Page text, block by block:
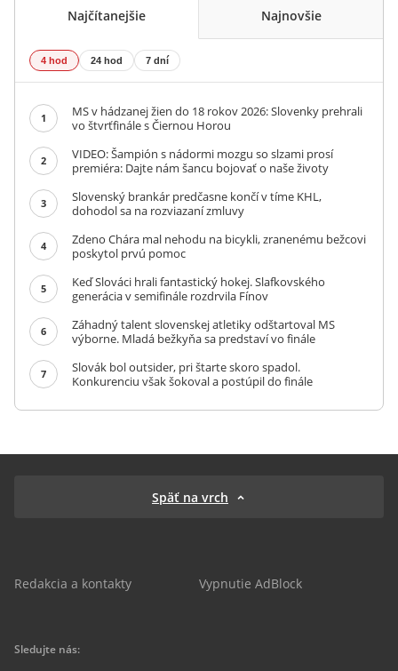
Najčítanejšie Najnovšie
4 hod 24 hod 7 dní
1
MS v hádzanej žien do 18 rokov 2026: Slovenky prehrali
vo štvrťfinále s Čiernou Horou
2
VIDEO: Šampión s nádormi mozgu so slzami prosí
premiéra: Dajte nám šancu bojovať o naše životy
3
Slovenský brankár predčasne končí v tíme KHL,
dohodol sa na rozviazaní zmluvy
4
Zdeno Chára mal nehodu na bicykli, zranenému bežcovi
poskytol prvú pomoc
5
Keď Slováci hrali fantastický hokej. Slafkovského
generácia v semifinále rozdrvila Fínov
6
Záhadný talent slovenskej atletiky odštartoval MS
výborne. Mladá bežkyňa sa predstaví vo finále
7
Slovák bol outsider, pri štarte skoro spadol.
Konkurenciu však šokoval a postúpil do finále
Späť na vrch
Redakcia a kontakty Vypnutie AdBlock
Sledujte nás: